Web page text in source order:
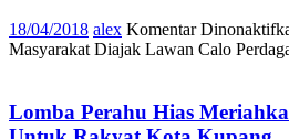
18/04/2018 alex Komentar
Masyarakat Diajak Lawan Calo
Lomba Perahu Hias